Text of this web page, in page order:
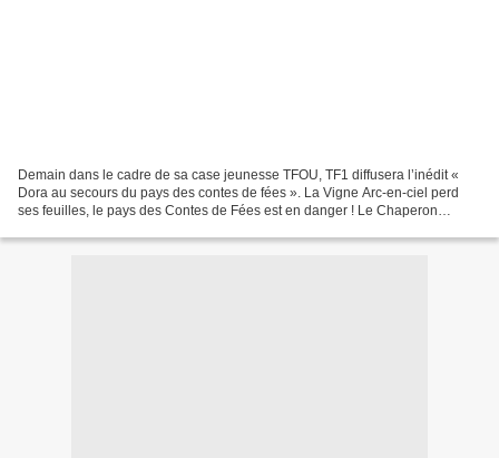
Demain dans le cadre de sa case jeunesse TFOU, TF1 diffusera l’inédit «
Dora au secours du pays des contes de fées ». La Vigne Arc-en-ciel perd
ses feuilles, le pays des Contes de Fées est en danger ! Le Chaperon